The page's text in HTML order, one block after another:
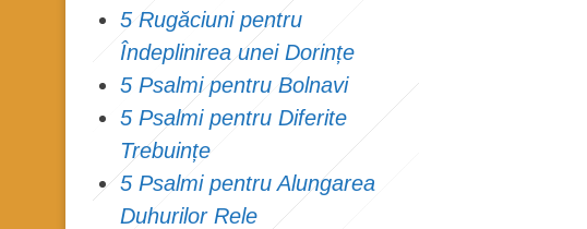
5 Rugăciuni pentru
Îndeplinirea unei Dorințe
5 Psalmi pentru Bolnavi
5 Psalmi pentru Diferite
Trebuințe
5 Psalmi pentru Alungarea
Duhurilor Rele